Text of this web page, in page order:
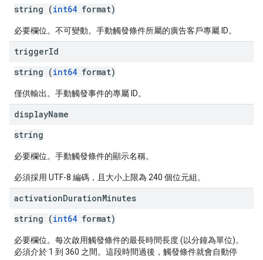
string (int64 format)
必要欄位。不可變動。手動觸發條件所屬的廣告客戶專屬 ID。
triggerId
string (int64 format)
僅供輸出。手動觸發事件的專屬 ID。
displayName
string
必要欄位。手動觸發條件的顯示名稱。
必須採用 UTF-8 編碼，且大小上限為 240 個位元組。
activationDurationMinutes
string (int64 format)
必要欄位。每次啟用觸發條件的最長時間長度 (以分鐘為單位)。
必須介於 1 到 360 之間。這段時間過後，觸發條件就會自動停